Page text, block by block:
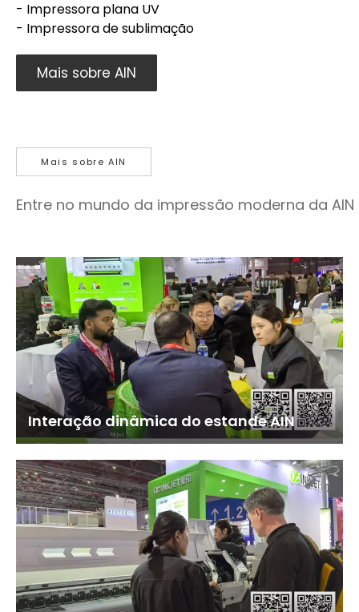
- Impressora plana UV
- Impressora de sublimação
Mais sobre AIN
Mais sobre AIN
Entre no mundo da impressão moderna da AIN
Interação dinâmica do estande AIN